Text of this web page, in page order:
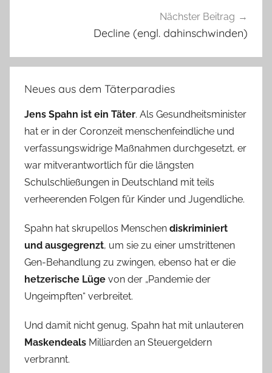
Nächster Beitrag
Decline (engl. dahinschwinden)
Neues aus dem Täterparadies
Jens Spahn ist ein Täter. Als Gesundheitsminister
hat er in der Coronzeit menschenfeindliche und
verfassungswidrige Maßnahmen durchgesetzt, er
war mitverantwortlich für die längsten
Schulschließungen in Deutschland mit teils
verheerenden Folgen für Kinder und Jugendliche.
Spahn hat skrupellos Menschen diskriminiert
und ausgegrenzt, um sie zu einer umstrittenen
Gen-Behandlung zu zwingen, ebenso hat er die
hetzerische Lüge von der „Pandemie der
Ungeimpften“ verbreitet.
Und damit nicht genug, Spahn hat mit unlauteren
Maskendeals Milliarden an Steuergeldern
verbrannt.